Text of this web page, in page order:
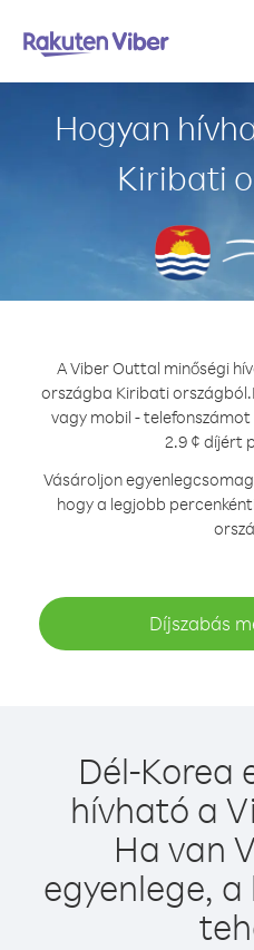
Hogyan
Kiribati
A Viber Outtal minőségi
országba Kiribati országból.
vagy mobil -
2.9 ¢ díjért
Vásároljon
hogy a legjobb
Díjszabás
Dél-Korea
hívható a
Ha van
egyenlege,